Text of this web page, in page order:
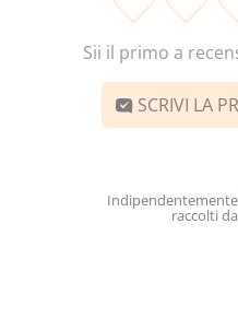
2
1
Sii il primo a
SCRIVI LA
Indipendentemente
raccolti da